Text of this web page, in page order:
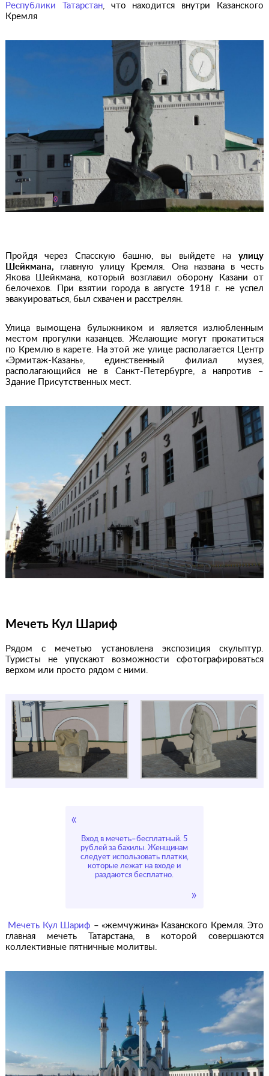
Республики Татарстан, что находится внутри Казанского
Кремля
Пройдя через Спасскую башню, вы выйдете наулицу
Шейкмана, главную улицу Кремля. Она названа в честь
Якова Шейкмана, который возглавил оборону Казани от
белочехов. При взятии города в августе 1918 г. не успел
эвакуироваться, был схвачен и расстрелян.
Улица вымощена булыжником и является излюбленным
местом прогулки казанцев. Желающие могут прокатиться
по Кремлю в карете. На этой же улице располагается Центр
«Эрмитаж-Казань», единственный филиал музея,
располагающийся не в Санкт-Петербурге, а напротив –
Здание Присутственных мест.
Мечеть Кул Шариф
Рядом с мечетью установлена экспозиция скульптур.
Туристы не упускают возможности сфотографироваться
верхом или просто рядом с ними.
Вход в мечеть–бесплатный. 5
рублей за бахилы. Женщинам
следует использовать платки,
которые лежат на входе и
раздаются бесплатно.
Мечеть Кул Шариф – «жемчужина» Казанского Кремля. Это
главная мечеть Татарстана, в которой совершаются
коллективные пятничные молитвы.